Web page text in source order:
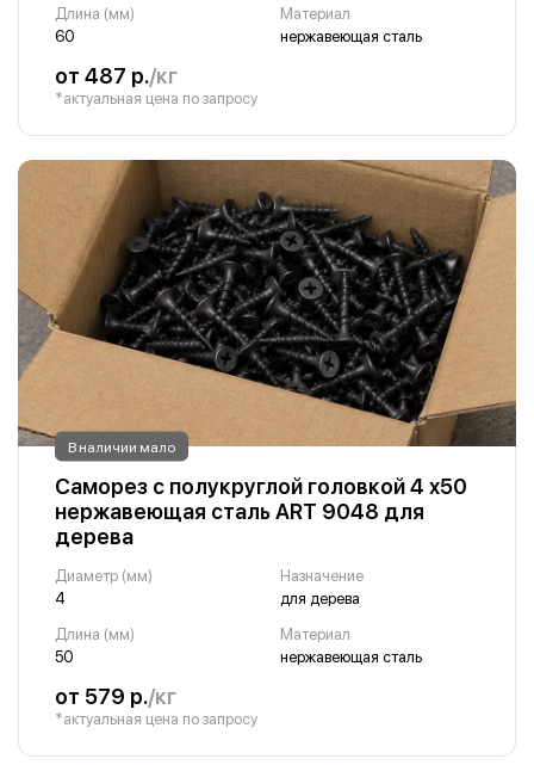
Длина (мм)
60
Материал
нержавеющая сталь
от 487 р./кг
*актуальная цена по запросу
В наличии мало
Саморез с полукруглой головкой 4 х50
нержавеющая сталь ART 9048 для
дерева
Диаметр (мм)
4
Назначение
для дерева
Длина (мм)
50
Материал
нержавеющая сталь
от 579 р./кг
*актуальная цена по запросу